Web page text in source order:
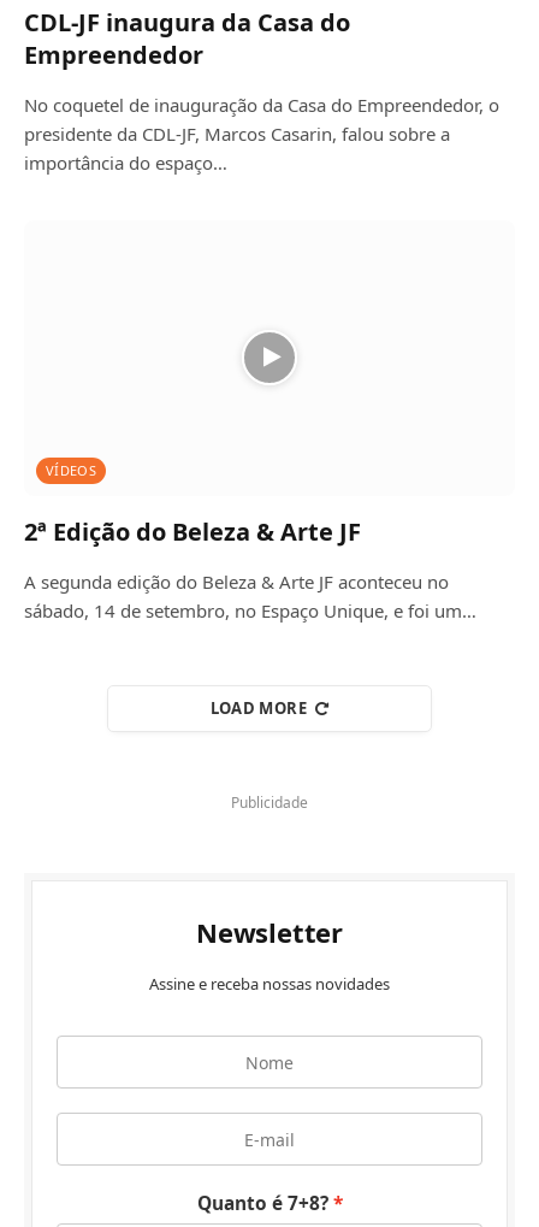
CDL-JF inaugura da Casa do
Empreendedor
No coquetel de inauguração da Casa do Empreendedor, o
presidente da CDL-JF, Marcos Casarin, falou sobre a
importância do espaço…
VÍDEOS
2ª Edição do Beleza & Arte JF
A segunda edição do Beleza & Arte JF aconteceu no
sábado, 14 de setembro, no Espaço Unique, e foi um…
LOAD MORE
Publicidade
Newsletter
Assine e receba nossas novidades
Quanto é 7+8?